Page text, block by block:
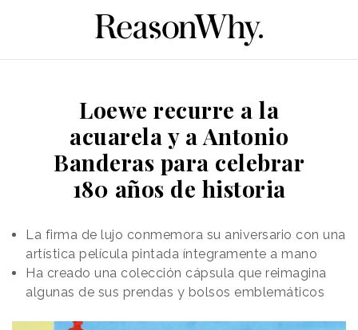
Loewe recurre a la
acuarela y a Antonio
Banderas para celebrar
180 años de historia
La firma de lujo conmemora su aniversario con una
artística película pintada íntegramente a mano
Ha creado una colección cápsula que reimagina
algunas de sus prendas y bolsos emblemáticos